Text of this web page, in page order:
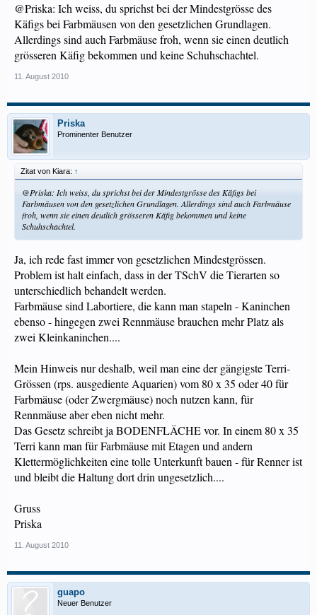
@Priska: Ich weiss, du sprichst bei der Mindestgrösse des
Käfigs bei Farbmäusen von den gesetzlichen Grundlagen.
Allerdings sind auch Farbmäuse froh, wenn sie einen deutlich
grösseren Käfig bekommen und keine Schuhschachtel.
11. August 2010
Priska
Prominenter Benutzer
Zitat von Kiara: ↑
@Priska: Ich weiss, du sprichst bei der Mindestgrösse des Käfigs bei
Farbmäusen von den gesetzlichen Grundlagen. Allerdings sind auch Farbmäuse
froh, wenn sie einen deutlich grösseren Käfig bekommen und keine
Schuhschachtel.
Ja, ich rede fast immer von gesetzlichen Mindestgrössen.
Problem ist halt einfach, dass in der TSchV die Tierarten so
unterschiedlich behandelt werden.
Farbmäuse sind Labortiere, die kann man stapeln - Kaninchen
ebenso - hingegen zwei Rennmäuse brauchen mehr Platz als
zwei Kleinkaninchen....
Mein Hinweis nur deshalb, weil man eine der gängigste Terri-
Grössen (rps. ausgediente Aquarien) vom 80 x 35 oder 40 für
Farbmäuse (oder Zwergmäuse) noch nutzen kann, für
Rennmäuse aber eben nicht mehr.
Das Gesetz schreibt ja BODENFLÄCHE vor. In einem 80 x 35
Terri kann man für Farbmäuse mit Etagen und andern
Klettermöglichkeiten eine tolle Unterkunft bauen - für Renner ist
und bleibt die Haltung dort drin ungesetzlich....
Gruss
Priska
11. August 2010
guapo
Neuer Benutzer